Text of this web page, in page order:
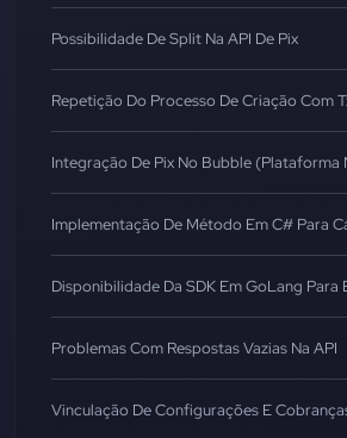
Possibilidade De Split Na API De Pix
Repetição Do Processo De Criação Com
Integração De Pix No Bubble (Plataforma
Implementação De Método Em C# Para
Disponibilidade Da SDK Em GoLang Para
Problemas Com Respostas Vazias Na API
Vinculação De Configurações E